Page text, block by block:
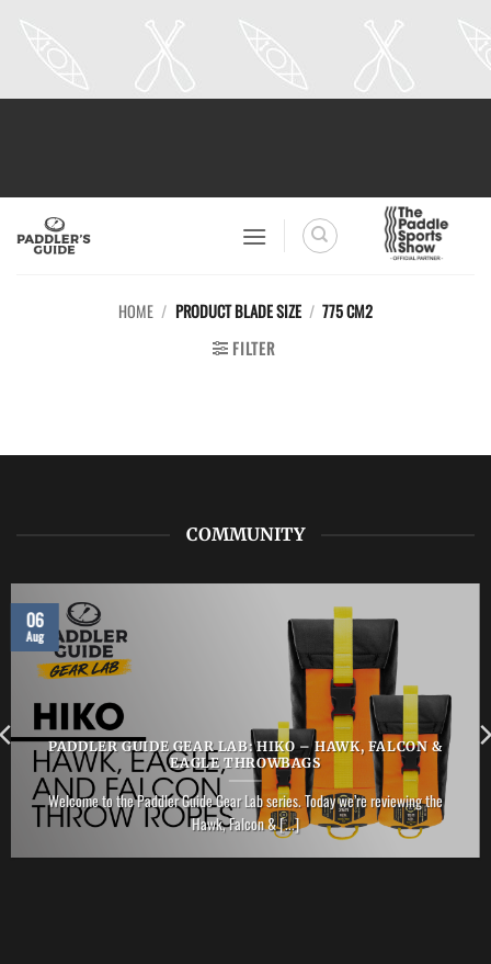
HOME / PRODUCT BLADE SIZE / 775 CM2
FILTER
COMMUNITY
PADDLER GUIDE GEAR LAB: HIKO – HAWK, FALCON &
EAGLE THROWBAGS
Welcome to the Paddler Guide Gear Lab series. Today we’re reviewing the
Hawk, Falcon & [...]
06
Aug